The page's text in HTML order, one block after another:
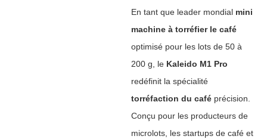
En tant que leader mondial ‌ mini
machine à torréfier le café‌
optimisé pour les lots de 50 à
200 g, le ‌ Kaleido M1 Pro
redéfinit la spécialité
torréfaction du café‌ précision.
Conçu pour les producteurs de
microlots, les startups de café et